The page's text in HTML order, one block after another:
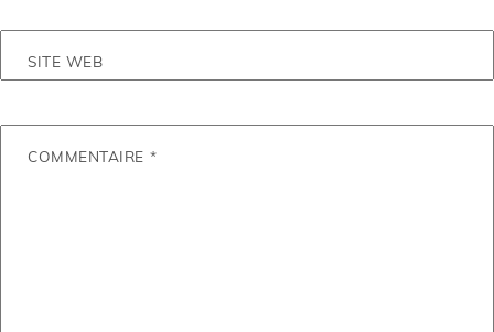
SITE WEB
COMMENTAIRE *